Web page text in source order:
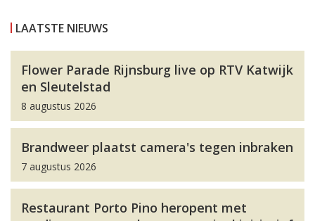
LAATSTE NIEUWS
Flower Parade Rijnsburg live op RTV Katwijk
en Sleutelstad
8 augustus 2026
Brandweer plaatst camera's tegen inbraken
7 augustus 2026
Restaurant Porto Pino heropent met